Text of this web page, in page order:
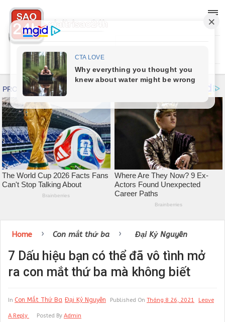
Home › Con mắt thứ ba › Đại Kỷ Nguyên
7 Dấu hiệu bạn có thể đã vô tình mở
ra con mắt thứ ba mà không biết
In Con Mắt Thứ Ba Đại Kỷ Nguyên Published On Tháng 8 26, 2021 Leave
A Reply Posted By Admin